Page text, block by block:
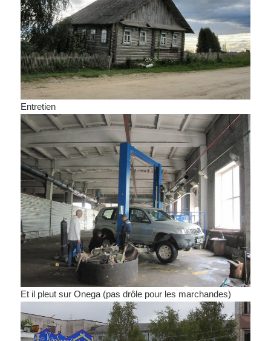
Entretien
Et il pleut sur Onega (pas drôle pour les marchandes)